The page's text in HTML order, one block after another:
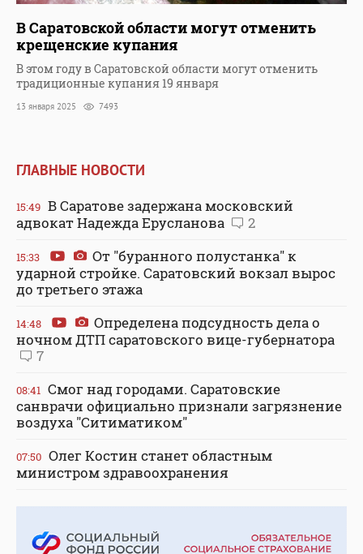
В Саратовской области могут отменить
крещенские купания
В этом году в Саратовской области могут отменить
традиционные купания 19 января
13 января 2025 7493
ГЛАВНЫЕ НОВОСТИ
15:49 В Саратове задержана московский
адвокат Надежда Ерусланова
2
15:33
От "буранного полустанка" к
ударной стройке. Саратовский вокзал вырос
до третьего этажа
14:48
Определена подсудность дела о
ночном ДТП саратовского вице-губернатора
7
08:41 Смог над городами. Саратовские
санврачи официально признали загрязнение
воздуха "Ситиматиком"
07:50 Олег Костин станет областным
министром здравоохранения